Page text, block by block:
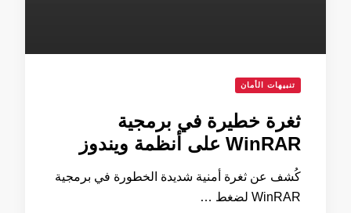
تنبيهات الأمان
ثغرة خطيرة في برمجية
WinRAR على أنظمة ويندوز
كُشف عن ثغرة أمنية شديدة الخطورة في برمجية
WinRAR لضغط …